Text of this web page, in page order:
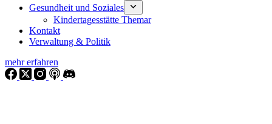
Gesundheit und Soziales
Kindertagesstätte Themar
Kontakt
Verwaltung & Politik
mehr erfahren